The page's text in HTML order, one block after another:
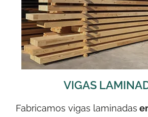
VIGAS
Fabricamos vigas laminadas